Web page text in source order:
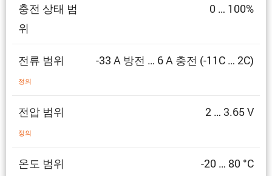
충전 상태 범
위
0 … 100%
전류 범위
정의
-33 A 방전 … 6 A 충전 (-11C … 2C)
전압 범위
정의
2 … 3.65 V
온도 범위 -20 … 80 °C